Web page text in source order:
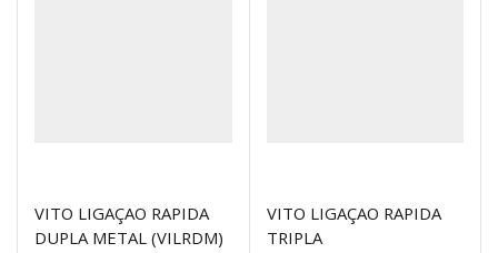
VITO LIGAÇAO RAPIDA
DUPLA METAL (VILRDM)
VITO LIGAÇAO RAPIDA
TRIPLA